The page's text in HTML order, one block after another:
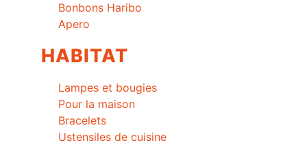
Bonbons Haribo
Apero
HABITAT
Lampes et bougies
Pour la maison
Bracelets
Ustensiles de cuisine